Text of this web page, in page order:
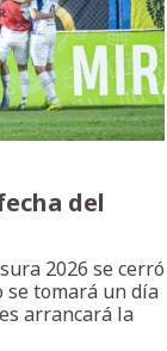
del
2026 se cerró
se tomará un día
arrancará la